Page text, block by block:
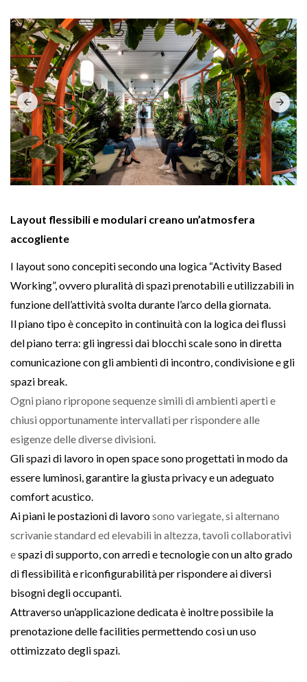
Layout flessibili e modulari creano un’atmosfera
accogliente
I layout sono concepiti secondo una logica “Activity Based
Working”, ovvero pluralità di spazi prenotabili e utilizzabili in
funzione dell’attività svolta durante l’arco della giornata.
Il piano tipo è concepito in continuità con la logica dei flussi
del piano terra: gli ingressi dai blocchi scale sono in diretta
comunicazione con gli ambienti di incontro, condivisione e gli
spazi break.
Ogni piano ripropone sequenze simili di ambienti aperti e
chiusi opportunamente intervallati per rispondere alle
esigenze delle diverse divisioni.
Gli spazi di lavoro in open space sono progettati in modo da
essere luminosi, garantire la giusta privacy e un adeguato
comfort acustico.
Ai piani le postazioni di lavorosono variegate, si alternano
scrivanie standard ed elevabili in altezza, tavoli collaborativi
espazi di supporto, con arredi e tecnologie con un alto grado
di flessibilità e riconfigurabilità per rispondere ai diversi
bisogni degli occupanti.
Attraverso un’applicazione dedicata è inoltre possibile la
prenotazione delle facilities permettendo così un uso
ottimizzato degli spazi.